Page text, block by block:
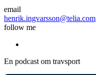
email
henrik.ingvarsson@telia.com
follow me
En podcast om travsport